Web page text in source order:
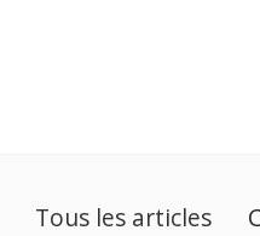
Tous les articles